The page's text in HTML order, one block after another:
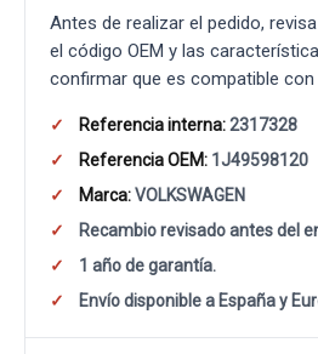
Antes de realizar el pedido,
el código OEM y las
confirmar que es compatible con
Referencia interna:2317328
Referencia OEM: 1J49598120
Marca:VOLKSWAGEN
Recambio revisado antes del
1 año de garantía.
Envío disponible a España y